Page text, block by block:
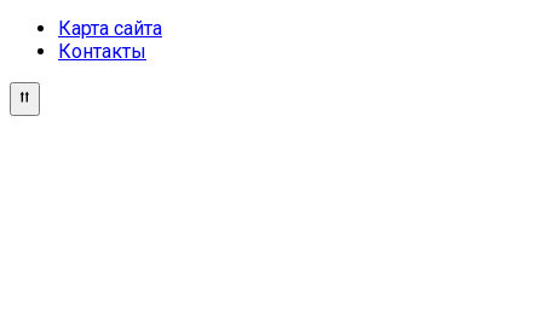
Карта сайта
Контакты